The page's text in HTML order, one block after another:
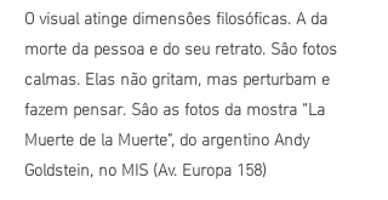
O visual atinge dimensôes filosóficas. A da
morte da pessoa e do seu retrato. Sâo fotos
calmas. Elas não gritam, mas perturbam e
fazem pensar. Sâo as fotos da mostra “La
Muerte de la Muerte", do argentino Andy
Goldstein, no MIS (Av. Europa 158)